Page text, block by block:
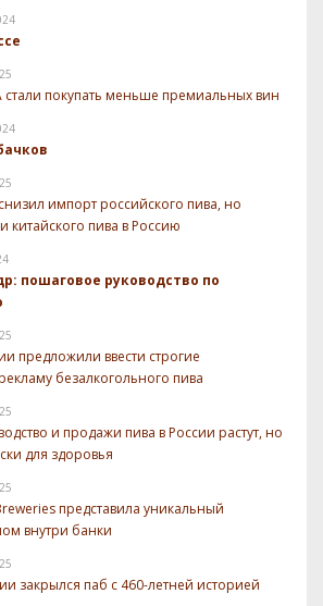
покупать меньше премиальных вин
импорт российского пива, но
китайского пива в Россию
пошаговое руководство по
предложили ввести строгие
безалкогольного пива
и продажи пива в России растут, но
для здоровья
представила уникальный
внутри банки
закрылся паб с 460-летней историей